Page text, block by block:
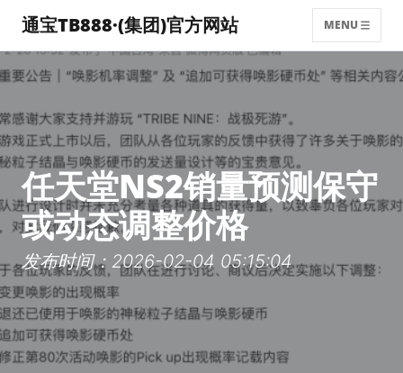
通宝TB888·(集团)官方网站 MENU
任天堂NS2销量预测保守
或动态调整价格
发布时间：2026-02-04 05:15:04